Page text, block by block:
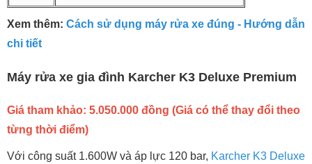
Xem thêm: Cách sử dụng máy rửa xe đúng - Hướng dẫn
chi tiết
Máy rửa xe gia đình Karcher K3 Deluxe Premium
Giá tham khảo: 5.050.000 đồng (Giá có thể thay đổi theo
từng thời điểm)
Với công suất 1.600W và áp lực 120 bar, Karcher K3 Deluxe